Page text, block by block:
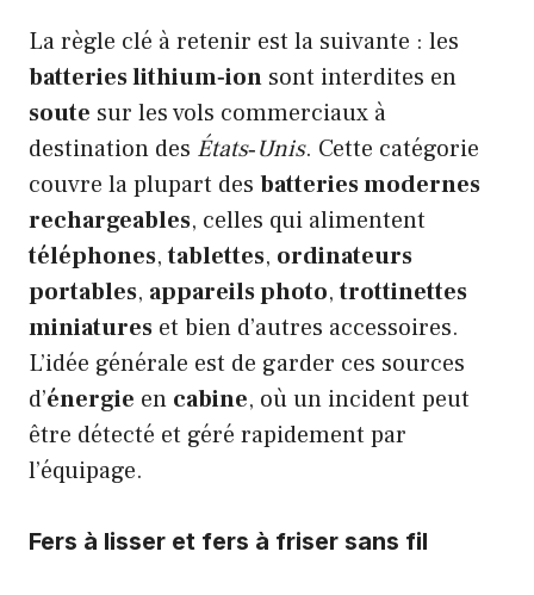
La règle clé à retenir est la suivante : les
batteries lithium‑ion sont interdites en
soute sur les vols commerciaux à
destination des États‑Unis. Cette catégorie
couvre la plupart des batteries modernes
rechargeables, celles qui alimentent
téléphones,tablettes, ordinateurs
portables, appareils photo,trottinettes
miniatures et bien d’autres accessoires.
L’idée générale est de garder ces sources
d’énergie en cabine, où un incident peut
être détecté et géré rapidement par
l’équipage.
Fers à lisser et fers à friser sans fil